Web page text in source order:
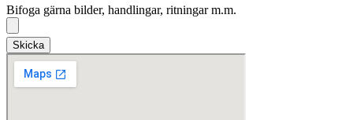
Bifoga gärna bilder, handlingar, ritningar m.m.
Skicka